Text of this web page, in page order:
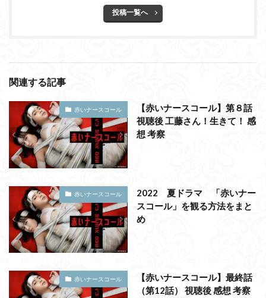
投稿一覧へ
関連する記事
赤いナースコール
【赤いナースコール】第８話
視聴後 工藤さん！生きて！ 感
想 考察
赤いナースコール
2022 夏ドラマ 「赤いナー
スコール」を観る方法をまと
め
赤いナースコール
【赤いナースコール】最終話
（第12話） 視聴後 感想 考察